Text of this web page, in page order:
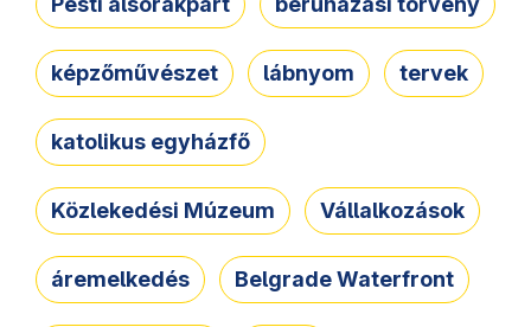
képzőművészet lábnyom tervek
katolikus egyházfő
Közlekedési Múzeum Vállalkozások
áremelkedés Belgrade Waterfront